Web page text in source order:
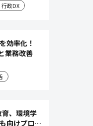
政DX
効率化！
業務改善
、環境学
向けプログ